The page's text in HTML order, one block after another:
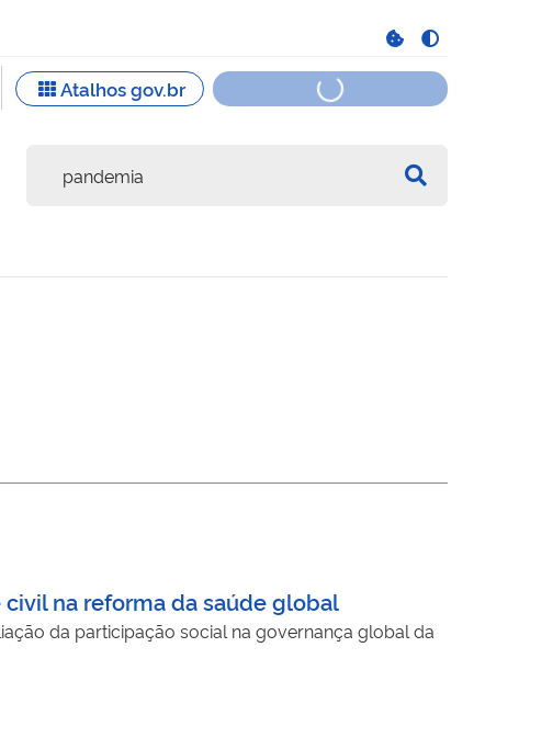
na reforma da saúde global
da participação social na governança global da